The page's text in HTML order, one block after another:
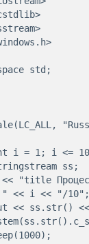
std;
" << i << "/10";